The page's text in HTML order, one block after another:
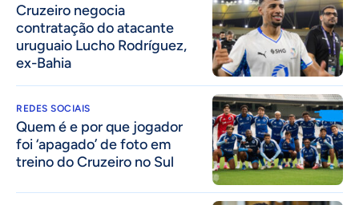
Cruzeiro negocia
contratação do atacante
uruguaio Lucho Rodríguez,
ex-Bahia
REDES SOCIAIS
Quem é e por que jogador
foi ‘apagado’ de foto em
treino do Cruzeiro no Sul